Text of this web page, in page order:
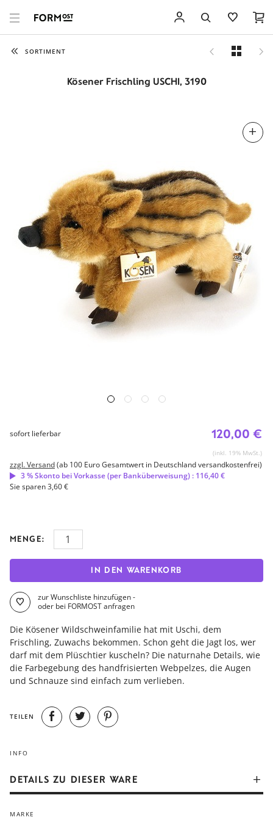
SORTIMENT
Kösener Frischling USCHI, 3190
120,00 €
(inkl. 19% MwSt.)
sofort lieferbar
zzgl. Versand(ab 100 Euro Gesamtwert in Deutschland versandkostenfrei)
3 % Skonto bei Vorkasse (per Banküberweisung) : 116,40 €
Sie sparen 3,60 €
MENGE:
IN DEN WARENKORB
zur Wunschliste hinzufügen -
oder bei FORMOST anfragen
Die Kösener Wildschweinfamilie hat mit Uschi, dem
Frischling, Zuwachs bekommen. Schon geht die Jagt los, wer
darf mit dem Plüschtier kuscheln? Die naturnahe Details, wie
die Farbegebung des handfrisierten Webpelzes, die Augen
und Schnauze sind einfach zum verlieben.
TEILEN
INFO
DETAILS ZU DIESER WARE
MARKE